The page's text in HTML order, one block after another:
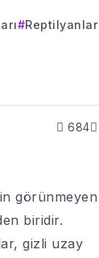
Reptilyanlar
684
görünmeyen
biridir.
gizli uzay